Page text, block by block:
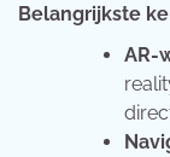
Belangrijkste
AR-